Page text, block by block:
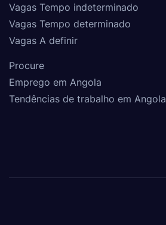
Vagas Tempo indeterminado
Vagas Tempo determinado
Vagas A definir
Procure
Emprego em Angola
Tendências de trabalho em Angola